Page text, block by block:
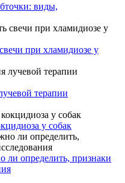
виды,
при хламидиозе у
терапии
у собак
определить, признаки